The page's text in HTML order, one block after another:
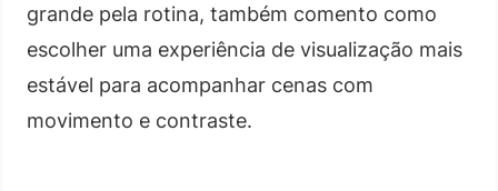
grande pela rotina, também comento como
escolher uma experiência de visualização mais
estável para acompanhar cenas com
movimento e contraste.